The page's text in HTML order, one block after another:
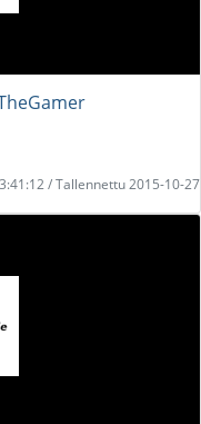
/ Tallennettu 2015-10-27